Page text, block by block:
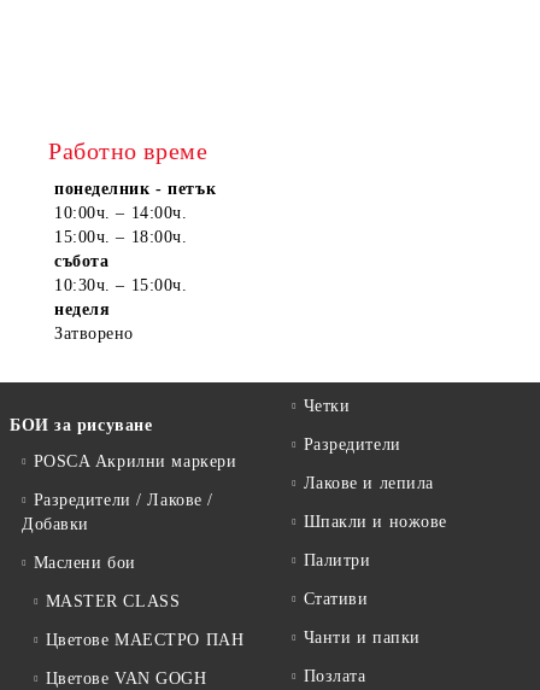
Работно време
понеделник - петък
10:00ч. – 14:00ч.
15:00ч. – 18:00ч.
събота
10:30ч. – 15:00ч.
неделя
Затворено
БОИ за рисуване
POSCA Акрилни маркери
Разредители / Лакове /
Добавки
Маслени бои
MASTER CLASS
Цветове МАЕСТРО ПАН
Цветове VAN GOGH
Четки
Разредители
Лакове и лепила
Шпакли и ножове
Палитри
Стативи
Чанти и папки
Позлата